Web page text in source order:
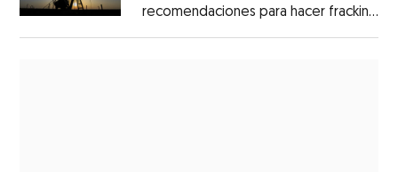
recomendaciones para hacer fracking